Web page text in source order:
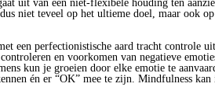
uit van een niet-flexibele houding ten
niet teveel op het ultieme doel, maar ook
een perfectionistische aard tracht controle
en voorkomen van negatieve
kun je groeien door elke emotie te
én er “OK” mee te zijn. Mindfulness